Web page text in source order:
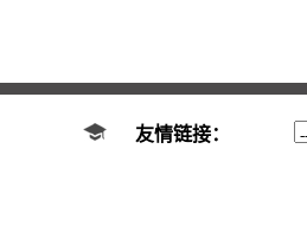
友情链接：